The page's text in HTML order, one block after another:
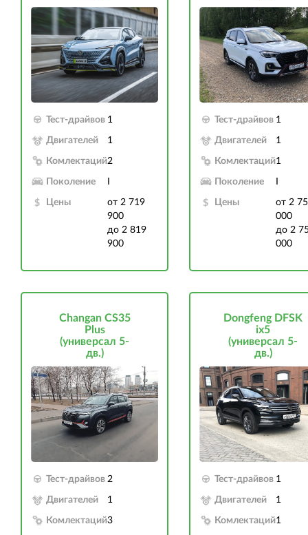
Тест-драйвов 1
Двигателей 1
Комлектаций2
Поколение
Цены
от 2 719
900
до 2 819
900
Тест-драйвов 1
Двигателей 1
Комлектаций1
Поколение
Цены
от 2
000
до 2
000
Changan CS35
Plus
(универсал 5-
дв.)
Тест-драйвов 2
Двигателей 1
Комлектаций3
Dongfeng DFSK
ix5
(универсал 5-
дв.)
Тест-драйвов 1
Двигателей 1
Комлектаций1